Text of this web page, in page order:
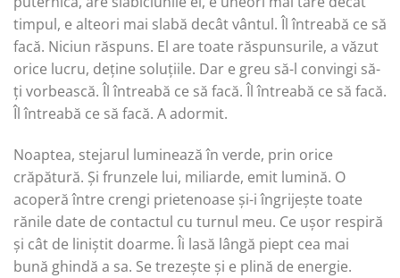
timpul, e alteori mai slabă decât vântul. Îl întreabă ce să
facă. Niciun răspuns. El are toate răspunsurile, a văzut
orice lucru, deține soluțiile. Dar e greu să-l convingi să-
ți vorbească. Îl întreabă ce să facă. Îl întreabă ce să facă.
Îl întreabă ce să facă. A adormit.
Noaptea, stejarul luminează în verde, prin orice
crăpătură. Și frunzele lui, miliarde, emit lumină. O
acoperă între crengi prietenoase și-i îngrijește toate
rănile date de contactul cu turnul meu. Ce ușor respiră
și cât de liniștit doarme. Îi lasă lângă piept cea mai
bună ghindă a sa. Se trezește și e plină de energie.